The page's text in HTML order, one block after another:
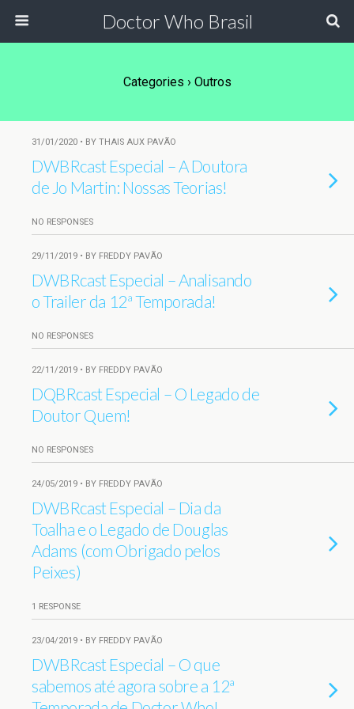
Doctor Who Brasil
Categories › Outros
31/01/2020 • BY THAIS AUX PAVÃO
DWBRcast Especial – A Doutora
de Jo Martin: Nossas Teorias!
NO RESPONSES
29/11/2019 • BY FREDDY PAVÃO
DWBRcast Especial – Analisando
o Trailer da 12ª Temporada!
NO RESPONSES
22/11/2019 • BY FREDDY PAVÃO
DQBRcast Especial – O Legado de
Doutor Quem!
NO RESPONSES
24/05/2019 • BY FREDDY PAVÃO
DWBRcast Especial – Dia da
Toalha e o Legado de Douglas
Adams (com Obrigado pelos
Peixes)
1 RESPONSE
23/04/2019 • BY FREDDY PAVÃO
DWBRcast Especial – O que
sabemos até agora sobre a 12ª